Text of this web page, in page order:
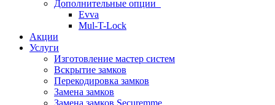
Дополнительные опции
Evva
Mul-T-Lock
Акции
Услуги
Изготовление мастер систем
Вскрытие замков
Перекодировка замков
Замена замков
Замена замков Securemme